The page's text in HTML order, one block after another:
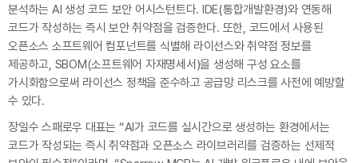
분석하는 AI 생성 코드 보안 어시스턴트다. IDE(통합개발환경)와 연동해
코드가 작성하는 즉시 보안 취약점을 검증한다. 또한, 코드에서 사용된
오픈소스 소프트웨어 컴포넌트를 식별해 라이선스와 취약점 정보를
제공하고, SBOM(소프트웨어 자재명세서)을 생성해 구성 요소를
가시화함으로써 라이선스 정책을 준수하고 공급망 리스크를 사전에 예방할
수 있다.
장일수 스패로우 대표는 “AI가 코드를 실시간으로 생성하는 환경에서는
코드가 작성되는 즉시 취약점과 오픈소스 라이브러리를 검증하는 선제적